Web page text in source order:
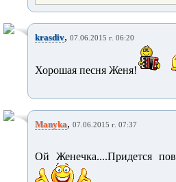
krasdiv, 07.06.2015 г. 06:20
Хорошая песня Женя!
Manyka, 07.06.2015 г. 07:37
Ой Женечка....Придется